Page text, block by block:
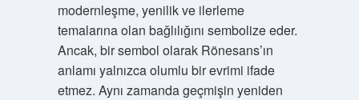
modernleşme, yenilik ve ilerleme
temalarına olan bağlılığını sembolize eder.
Ancak, bir sembol olarak Rönesans’ın
anlamı yalnızca olumlu bir evrimi ifade
etmez. Aynı zamanda geçmişin yeniden